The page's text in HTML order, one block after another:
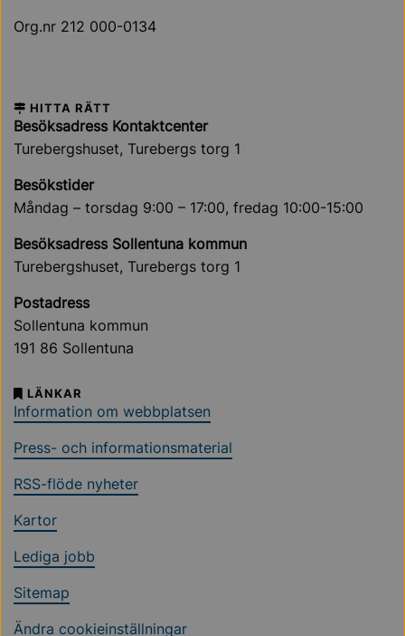
Org.nr 212 000-0134
HITTA RÄTT
Besöksadress Kontaktcenter
Turebergshuset, Turebergs torg 1
Besökstider
Måndag – torsdag 9:00 – 17:00, fredag 10:00-15:00
Besöksadress Sollentuna kommun
Turebergshuset, Turebergs torg 1
Postadress
Sollentuna kommun
191 86 Sollentuna
LÄNKAR
Information om webbplatsen
Press- och informationsmaterial
RSS-flöde nyheter
Kartor
Lediga jobb
Sitemap
Ändra cookieinställningar